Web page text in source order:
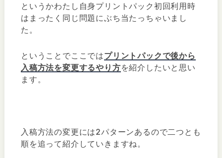
というかわたし自身プリントパック初回利用時
はまったく同じ問題にぶち当たっちゃいまし
た。
ということでここではプリントパックで後から
入稿方法を変更するやり方を紹介したいと思い
ます。
入稿方法の変更には2パターンあるので二つとも
順を追って紹介していきますね。